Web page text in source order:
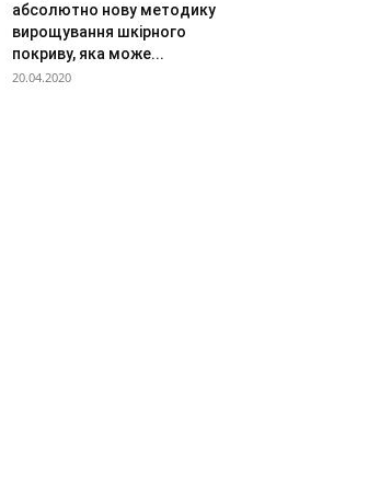
абсолютно нову методику
вирощування шкірного
покриву, яка може...
20.04.2020